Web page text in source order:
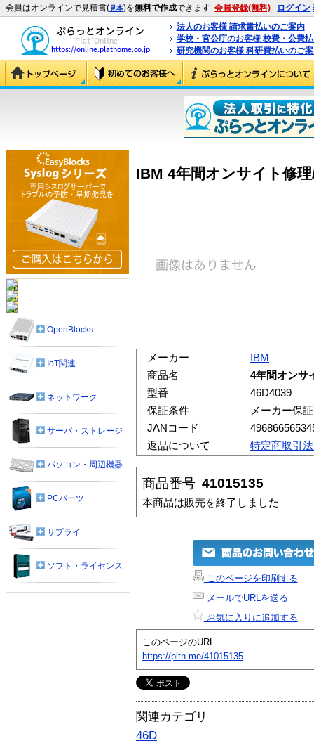
会員はオンラインで見積書(見本)を無料で作成できます 会員登録(無料) ログイン
法人のお客様 請求書払いのご案内
学校・官公庁のお客様 校費・公費
研究機関のお客様 科研費払いのご
IBM 4年間オンサイト修
メーカー
IBM
商品名
4年間オンサ
型番
46D4039
保証条件
メーカー保証
JANコード
返品について
特定商取引
商品番号 41015135
本商品は販売を終了しました
このページを印刷する
メールでURLを送る
お気に入りに追加する
このページのURL
https://plth.me/41015135
関連カテゴリ
46D
OpenBlocks
IoT関連
ネットワーク
サーバ・ストレージ
パソコン・周辺機器
PCパーツ
サプライ
ソフト・ライセンス